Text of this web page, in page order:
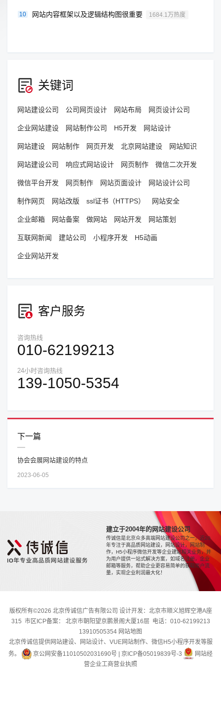
10 网站内容框架以及逻辑结构图很重要 1684.1万热度
关键词
网站建设公司 公司网页设计 网站布局 网页设计公司
企业网站建设 网站制作公司 H5开发 网站设计
网站建设 网站制作 网页开发 北京网站建设 网站知识
网站建设公司 响应式网站设计 网页制作 微信二次开发
微信平台开发 网页制作 网站页面设计 网站设计公司
制作网页 网站改版 ssl证书（HTTPS） 网站安全
企业邮箱 网站备案 做网站 网站开发 网站策划
互联网新闻 建站公司 小程序开发 H5动画
企业网站开发
客户服务
咨询热线
010-62199213
24小时咨询热线
139-1050-5354
下一篇
协会会展网站建设的特点
2023-06-05
建立于2004年的网站建设公司
传诚信是北京众多高端网站建设公司之一，近20
年专注于高品质网站建设，网站设计，网站制
作，H5小程序微信开发等企业建站相关业务，并
为用户提供一站式解决方案，如域名注册，企业
邮箱等服务，帮助企业更容易简单的获取用户流
量，实现企业利润最大化！
版权所有©2026 北京传诚信广告有限公司 设计开发：北京市顺义旭辉空港A座
315 市区ICP备案： 北京市朝阳望京鹏景阁大厦16层 电话：010-62199213
13910505354 网站地图
北京传诚信提供网站建设、网站设计、VUE网站制作、微信H5小程序开发等服
务。
京公网安备11010502031690号 京ICP备05019839号-3
网站经
营企业工商营业执照